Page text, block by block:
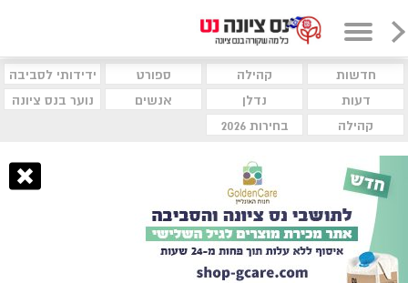
חדשות קהילה ספורט
ידידותי לסביבה
דעות
נדלן אנשים
נוער בנס ציונה
קהילה
בחירות 2026